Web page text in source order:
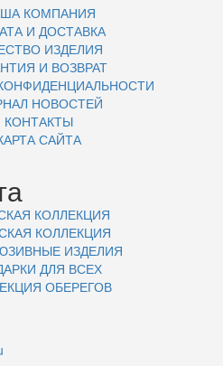
КОМПАНИЯ
И ДОСТАВКА
ИЗДЕЛИЯ
И ВОЗВРАТ
НОВОСТЕЙ
КОНТАКТЫ
САЙТА
КОЛЛЕКЦИЯ
КОЛЛЕКЦИЯ
ИЗДЕЛИЯ
ДЛЯ ВСЕХ
ОБЕРЕГОВ